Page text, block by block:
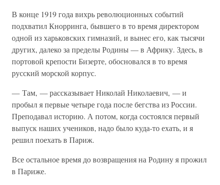
В конце 1919 года вихрь революционных событий
подхватил Кнорринга, бывшего в то время директором
одной из харьковских гимназий, и вынес его, как тысячи
других, далеко за пределы Родины — в Африку. Здесь, в
портовой крепости Бизерте, обосновался в то время
русский морской корпус.
— Там, — рассказывает Николай Николаевич, — и
пробыл я первые четыре года после бегства из России.
Преподавал историю. А потом, когда состоялся первый
выпуск наших учеников, надо было куда-то ехать, и я
решил поехать в Париж.
Все остальное время до возвращения на Родину я прожил
в Париже.